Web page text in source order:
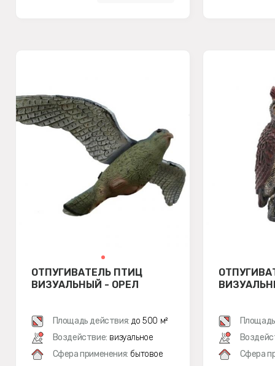
ОТПУГИВАТЕЛЬ ПТИЦ
ВИЗУАЛЬНЫЙ - ОРЕЛ
Площадь действия: до 500 м²
Воздействие: визуальное
Сфера применения: бытовое
Сфера